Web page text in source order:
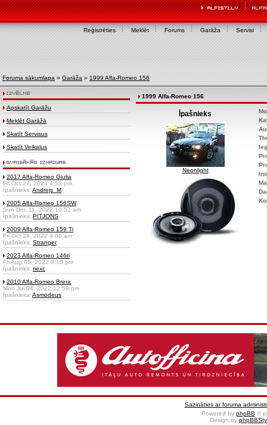
Reģistrēties Meklēt Forums Garāža Servisi
Foruma sākumlapa » Garāža » 1999 Alfa-Romeo 156
Apskatīt Garāžu
Meklēt Garāžā
Skatīt Servisus
Skatīt Veikalus
2017 Alfa-Romeo Giulia
Fri Oct 27, 2023 4:53 pm
Īpašnieks: Andrejs_M
2005 Alfa-Romeo 156SW
Sun Dec 11, 2022 10:52 am
Īpašnieks: PITJONS
2009 Alfa-Romeo 159 Ti
Fri Oct 28, 2022 9:06 am
Īpašnieks: Stranger
2023 Alfa-Romeo 146ti
Fri Aug 05, 2022 8:18 pm
Īpašnieks: riexc
2010 Alfa-Romeo Brera
Mon Jul 04, 2022 12:59 pm
Īpašnieks: Asmodeus
1999 Alfa-Romeo 156
Īpašnieks
Neonlight
Sazināties ar foruma
Powered by phpBB ©
Design by